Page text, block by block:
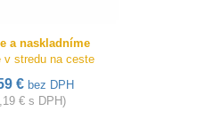
a naskladníme
v stredu na ceste
€ bez DPH
€ s DPH)